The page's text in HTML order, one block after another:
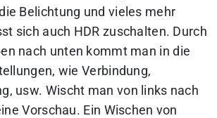
Belichtung und vieles mehr
sich auch HDR zuschalten. Durch
nach unten kommt man in die
wie Verbindung,
usw. Wischt man von links nach
Vorschau. Ein Wischen von